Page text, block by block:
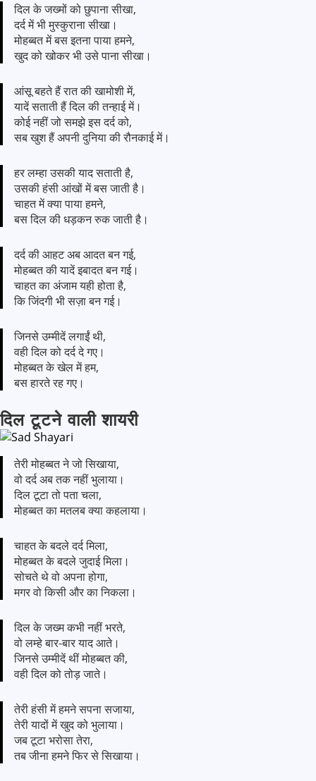
दिल के जख्मों को छुपाना सीखा,
दर्द में भी मुस्कुराना सीखा।
मोहब्बत में बस इतना पाया हमने,
खुद को खोकर भी उसे पाना सीखा।
आंसू बहते हैं रात की खामोशी में,
यादें सताती हैं दिल की तन्हाई में।
कोई नहीं जो समझे इस दर्द को,
सब खुश हैं अपनी दुनिया की रौनकाई में।
हर लम्हा उसकी याद सताती है,
उसकी हंसी आंखों में बस जाती है।
चाहत में क्या पाया हमने,
बस दिल की धड़कन रुक जाती है।
दर्द की आहट अब आदत बन गई,
मोहब्बत की यादें इबादत बन गई।
चाहत का अंजाम यही होता है,
कि जिंदगी भी सज़ा बन गई।
जिनसे उम्मीदें लगाईं थी,
वही दिल को दर्द दे गए।
मोहब्बत के खेल में हम,
बस हारते रह गए।
दिल टूटने वाली शायरी
तेरी मोहब्बत ने जो सिखाया,
वो दर्द अब तक नहीं भुलाया।
दिल टूटा तो पता चला,
मोहब्बत का मतलब क्या कहलाया।
चाहत के बदले दर्द मिला,
मोहब्बत के बदले जुदाई मिला।
सोचते थे वो अपना होगा,
मगर वो किसी और का निकला।
दिल के जख्म कभी नहीं भरते,
वो लम्हे बार-बार याद आते।
जिनसे उम्मीदें थीं मोहब्बत की,
वही दिल को तोड़ जाते।
तेरी हंसी में हमने सपना सजाया,
तेरी यादों में खुद को भुलाया।
जब टूटा भरोसा तेरा,
तब जीना हमने फिर से सिखाया।